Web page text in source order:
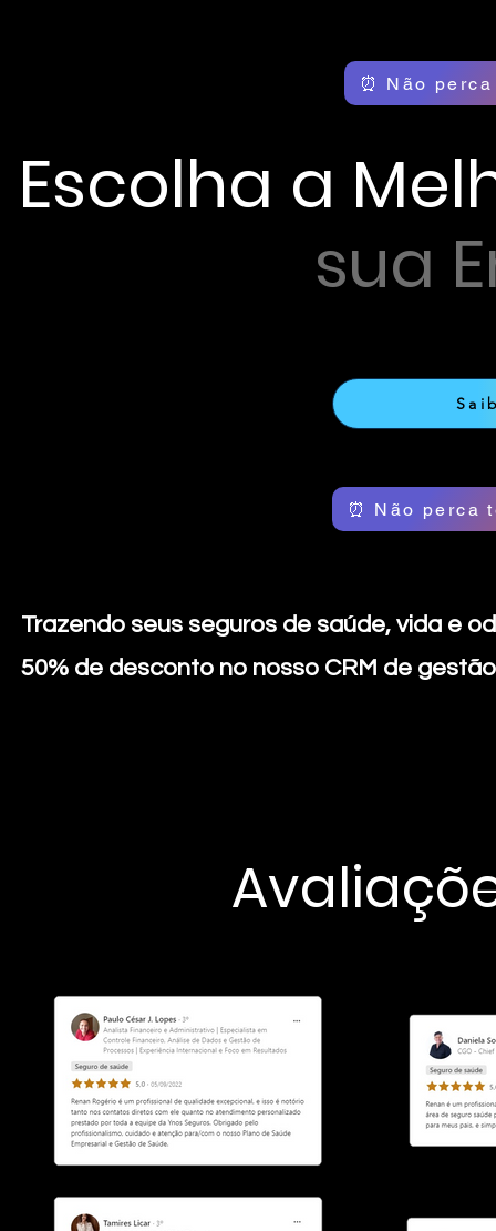
⏰ Não
Escolha a
sua
⏰ Não perca
Trazendo seus seguros de saúde, vida e
50% de desconto no nosso CRM de